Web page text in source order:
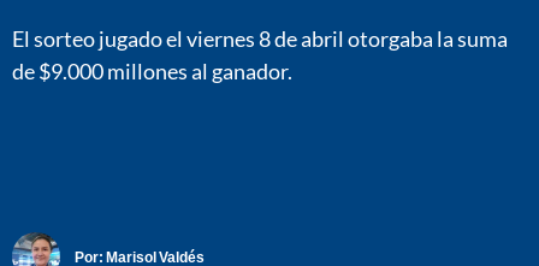
El sorteo jugado el viernes 8 de abril otorgaba la suma
de $9.000 millones al ganador.
Por: Marisol Valdés